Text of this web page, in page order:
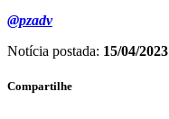
@pzadv
Notícia postada: 15/04/2023
Compartilhe